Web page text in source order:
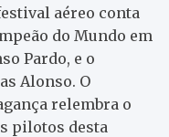
aéreo conta
do Mundo em
Pardo, e o
Alonso. O
relembra o
pilotos desta